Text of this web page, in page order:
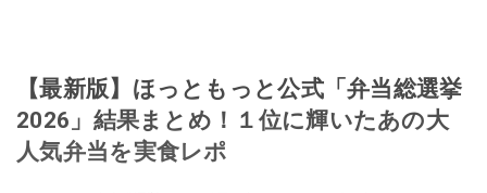
【最新版】ほっともっと公式「弁当総選挙
2026」結果まとめ！１位に輝いたあの大
人気弁当を実食レポ